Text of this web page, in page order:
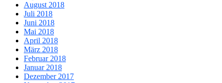
August 2018
Juli 2018
Juni 2018
Mai 2018
April 2018
März 2018
Februar 2018
Januar 2018
Dezember 2017